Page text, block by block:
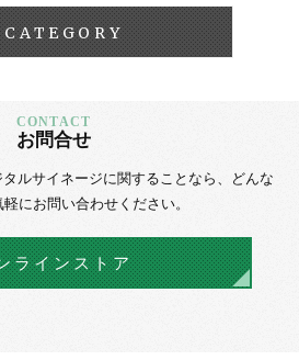
CATEGORY
お問合せ
ルサイネージに関することなら、
どんな
にお問い合わせください。
ラインストア